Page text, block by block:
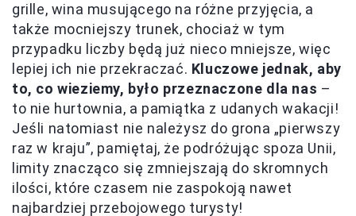
grille, wina musującego na różne przyjęcia, a
także mocniejszy trunek, chociaż w tym
przypadku liczby będą już nieco mniejsze, więc
lepiej ich nie przekraczać. Kluczowe jednak, aby
to, co wieziemy, było przeznaczone dla nas –
to nie hurtownia, a pamiątka z udanych wakacji!
Jeśli natomiast nie należysz do grona „pierwszy
raz w kraju”, pamiętaj, że podróżując spoza Unii,
limity znacząco się zmniejszają do skromnych
ilości, które czasem nie zaspokoją nawet
najbardziej przebojowego turysty!